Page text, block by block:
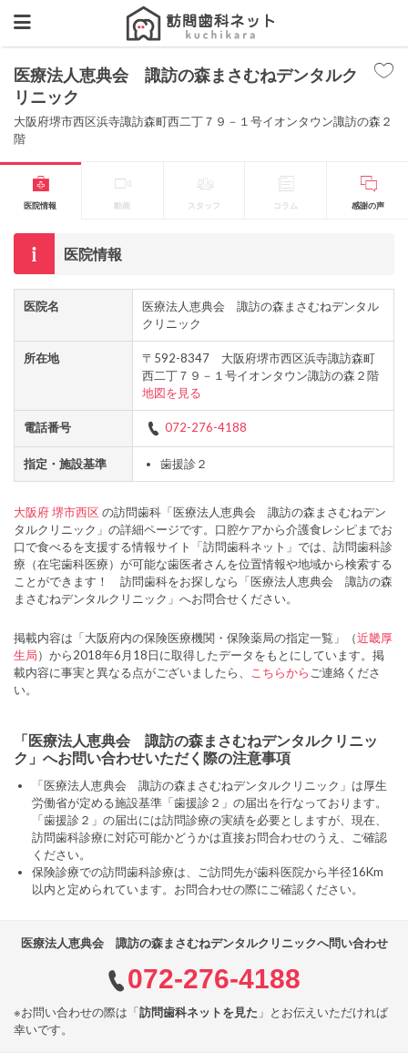
医療法人恵典会 諏訪の森まさむねデンタルク
リニック
大阪府堺市西区浜寺諏訪森町西二丁７９－１号イオンタウン諏訪の森２
階
医院情報 動画 スタッフ コラム 感謝の声
医院情報
医院名
医療法人恵典会 諏訪の森まさむねデンタル
クリニック
所在地
〒592-8347 大阪府堺市西区浜寺諏訪森町
西二丁７９－１号イオンタウン諏訪の森２階
地図を見る
電話番号 072-276-4188
指定・施設基準 歯援診２
大阪府堺市西区の訪問歯科「医療法人恵典会 諏訪の森まさむねデン
タルクリニック」の詳細ページです。口腔ケアから介護食レシピまでお
口で食べるを支援する情報サイト「訪問歯科ネット」では、訪問歯科診
療（在宅歯科医療）が可能な歯医者さんを位置情報や地域から検索する
ことができます！ 訪問歯科をお探しなら「医療法人恵典会 諏訪の森
まさむねデンタルクリニック」へお問合せください。
掲載内容は「大阪府内の保険医療機関・保険薬局の指定一覧」（近畿厚
生局）から2018年6月18日に取得したデータをもとにしています。掲
載内容に事実と異なる点がございましたら、
こちらから ご連絡くださ
い。
「医療法人恵典会 諏訪の森まさむねデンタルクリニッ
ク」へお問い合わせいただく際の注意事項
「医療法人恵典会 諏訪の森まさむねデンタルクリニック」は厚生
労働省が定める施設基準「歯援診２」の届出を行なっております。
「歯援診２」の届出には訪問診療の実績を必要としますが、現在、
訪問歯科診療に対応可能かどうかは直接お問合わせのうえ、ご確認
ください。
保険診療での訪問歯科診療は、ご訪問先が歯科医院から半径16Km
以内と定められています。お問合わせの際にご確認ください。
医療法人恵典会 諏訪の森まさむねデンタルクリニックへ問い合わせ
072-276-4188
※お問い合わせの際は「訪問歯科ネットを見た 」とお伝えいただければ
幸いです。